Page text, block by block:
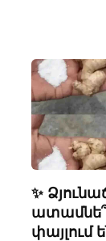
✨
փայլում